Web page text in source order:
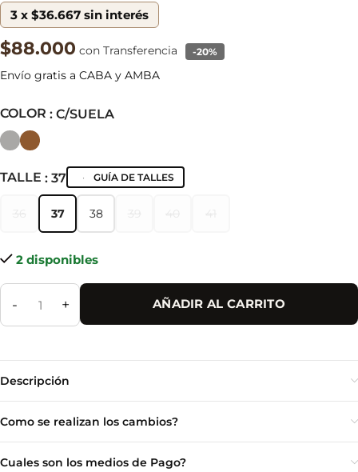
COLOR : C/SUELA
TALLE : 37 GUÍA DE TALLES
37
37 38
38
2 disponibles
- + AÑADIR AL CARRITO
3 x $36.667 sin interés
$88.000 con Transferencia -20%
Envío gratis a CABA y AMBA
Descripción
Como se realizan los cambios?
Cuales son los medios de Pago?